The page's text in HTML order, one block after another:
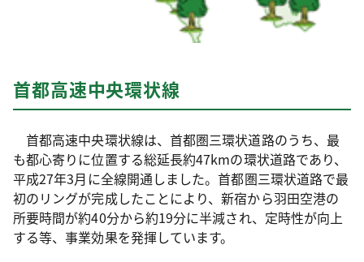
首都高速中央環状線
首都高速中央環状線は、首都圏三環状道路のうち、最
も都心寄りに位置する総延長約47kmの環状道路であり、
平成27年3月に全線開通しました。首都圏三環状道路で最
初のリングが完成したことにより、新宿から羽田空港の
所要時間が約40分から約19分に半減され、定時性が向上
する等、事業効果を発揮しています。